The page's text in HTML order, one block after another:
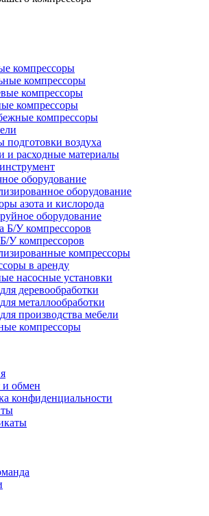
компрессоры
компрессоры
компрессоры
компрессоры
компрессоры
подготовки воздуха
и расходные материалы
оборудование
оборудование
азота и кислорода
оборудование
Б/У компрессоров
У компрессоров
компрессоры
в аренду
насосные установки
деревообработки
металлообработки
производства мебели
компрессоры
и обмен
конфиденциальности